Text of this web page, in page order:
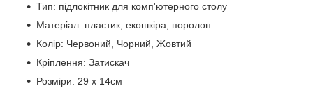
Тип: підлокітник для комп'ютерного столу
Матеріал: пластик, екошкіра, поролон
Колір: Червоний, Чорний, Жовтий
Кріплення: Затискач
Розміри: 29 х 14см